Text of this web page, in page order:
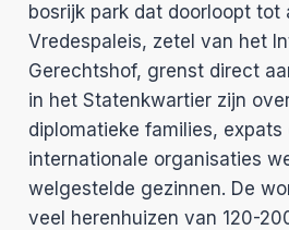
bosrijk park dat doorloopt tot
Vredespaleis, zetel van het
Gerechtshof, grenst direct
in het Statenkwartier zijn
diplomatieke families, expats
internationale organisaties
welgestelde gezinnen. De
veel herenhuizen van 120-